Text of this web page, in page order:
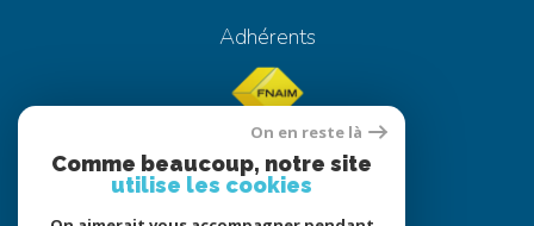
Adhérents
On en reste là
Comme beaucoup, notre site
utilise les cookies